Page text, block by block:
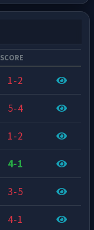
SCORE
1-2
5-4
1-2
4-1
3-5
4-1